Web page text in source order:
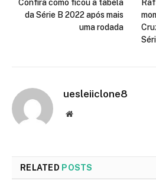
Confira como ficou a tabela
da Série B 2022 após mais
uma rodada
uesleiiclone8
Website
RELATED POSTS